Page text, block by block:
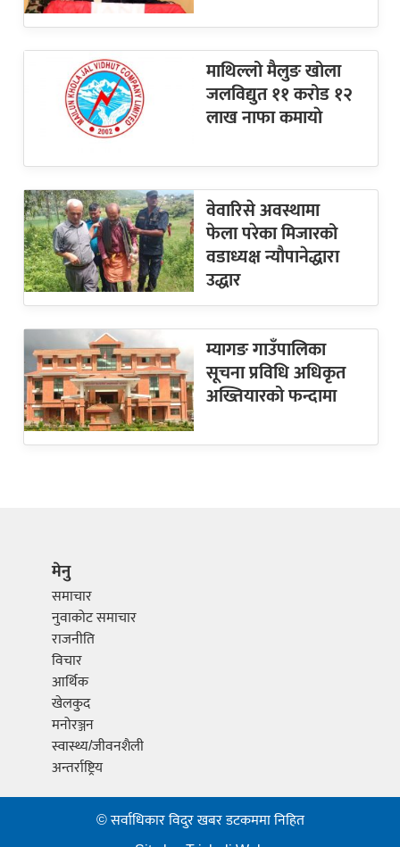
माथिल्लो मैलुङ खोला
जलविद्युत ११ करोड १२
लाख नाफा कमायाे
वेवारिसे अवस्थामा
फेला परेका मिजारको
वडाध्यक्ष न्यौपानेद्धारा
उद्धार
म्यागङ गाउँपालिका
सूचना प्रविधि अधिकृत
अख्तियारको फन्दामा
मेनु
समाचार
नुवाकोट समाचार
राजनीति
विचार
आर्थिक
खेलकुद
मनोरञ्जन
स्वास्थ्य/जीवनशैली
अन्तर्राष्ट्रिय
© सर्वाधिकार विदुर खबर डटकममा निहित